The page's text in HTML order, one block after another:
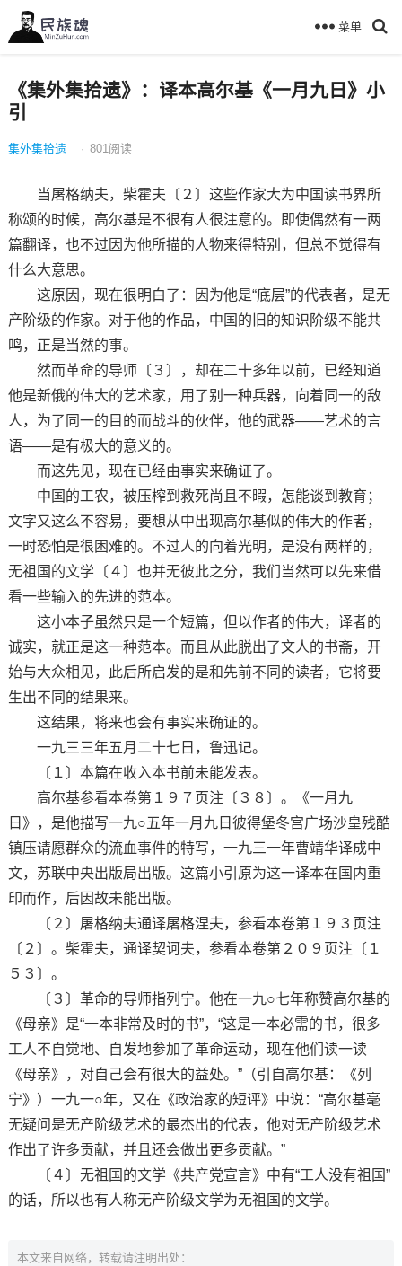
菜单
《集外集拾遗》：译本高尔基《一月九日》小
引
集外集拾遗 · 801 阅读
当屠格纳夫，柴霍夫〔２〕这些作家大为中国读书界所
称颂的时候，高尔基是不很有人很注意的。即使偶然有一两
篇翻译，也不过因为他所描的人物来得特别，但总不觉得有
什么大意思。
这原因，现在很明白了：因为他是“底层”的代表者，是无
产阶级的作家。对于他的作品，中国的旧的知识阶级不能共
鸣，正是当然的事。
然而革命的导师〔３〕，却在二十多年以前，已经知道
他是新俄的伟大的艺术家，用了别一种兵器，向着同一的敌
人，为了同一的目的而战斗的伙伴，他的武器——艺术的言
语——是有极大的意义的。
而这先见，现在已经由事实来确证了。
中国的工农，被压榨到救死尚且不暇，怎能谈到教育；
文字又这么不容易，要想从中出现高尔基似的伟大的作者，
一时恐怕是很困难的。不过人的向着光明，是没有两样的，
无祖国的文学〔４〕也并无彼此之分，我们当然可以先来借
看一些输入的先进的范本。
这小本子虽然只是一个短篇，但以作者的伟大，译者的
诚实，就正是这一种范本。而且从此脱出了文人的书斋，开
始与大众相见，此后所启发的是和先前不同的读者，它将要
生出不同的结果来。
这结果，将来也会有事实来确证的。
一九三三年五月二十七日，鲁迅记。
〔１〕本篇在收入本书前未能发表。
高尔基参看本卷第１９７页注〔３８〕。《一月九
日》，是他描写一九○五年一月九日彼得堡冬宫广场沙皇残酷
镇压请愿群众的流血事件的特写，一九三一年曹靖华译成中
文，苏联中央出版局出版。这篇小引原为这一译本在国内重
印而作，后因故未能出版。
〔２〕屠格纳夫通译屠格涅夫，参看本卷第１９３页注
〔２〕。柴霍夫，通译契诃夫，参看本卷第２０９页注〔１
５３〕。
〔３〕革命的导师指列宁。他在一九○七年称赞高尔基的
《母亲》是“一本非常及时的书”，“这是一本必需的书，很多
工人不自觉地、自发地参加了革命运动，现在他们读一读
《母亲》，对自己会有很大的益处。”（引自高尔基：《列
宁》）一九一○年，又在《政治家的短评》中说：“高尔基毫
无疑问是无产阶级艺术的最杰出的代表，他对无产阶级艺术
作出了许多贡献，并且还会做出更多贡献。”
〔４〕无祖国的文学《共产党宣言》中有“工人没有祖国”
的话，所以也有人称无产阶级文学为无祖国的文学。
本文来自网络，转载请注明出处：